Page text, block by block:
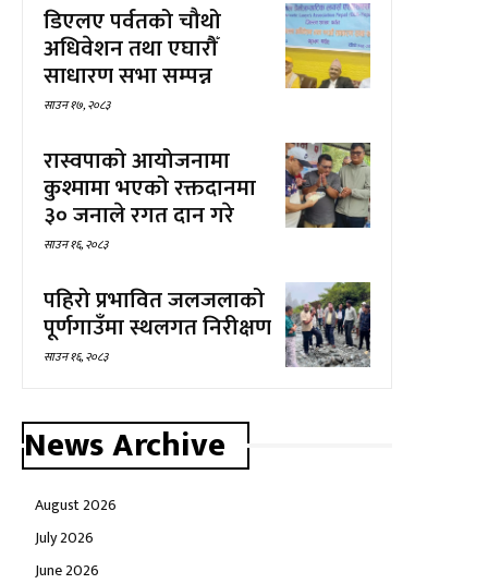
डिएलए पर्वतको चौथो
अधिवेशन तथा एघारौँ
साधारण सभा सम्पन्न
साउन १७, २०८३
रास्वपाको आयोजनामा
कुश्मामा भएको रक्तदानमा
३० जनाले रगत दान गरे
साउन १६, २०८३
पहिरो प्रभावित जलजलाको
पूर्णगाउँमा स्थलगत निरीक्षण
साउन १६, २०८३
News Archive
August 2026
July 2026
June 2026